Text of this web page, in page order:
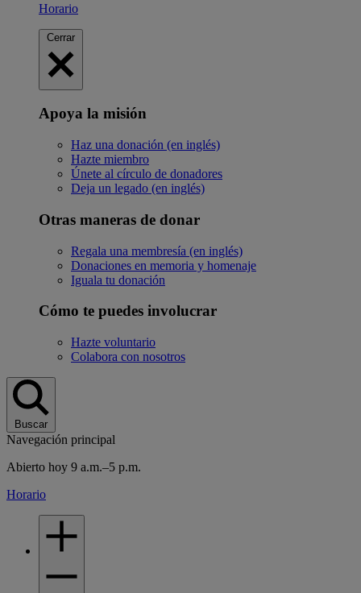
Horario
Cerrar
Apoya la misión
Haz una donación (en inglés)
Hazte miembro
Únete al círculo de donadores
Deja un legado (en inglés)
Otras maneras de donar
Regala una membresía (en inglés)
Donaciones en memoria y homenaje
Iguala tu donación
Cómo te puedes involucrar
Hazte voluntario
Colabora con nosotros
Buscar
Navegación principal
Abierto hoy 9 a.m.–5 p.m.
Horario